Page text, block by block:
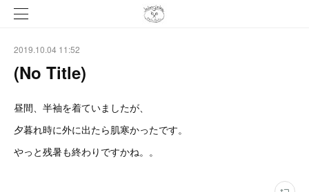
2019.10.04 11:52
(No Title)
昼間、半袖を着ていましたが、
夕暮れ時に外に出たら肌寒かったです。
やっと残暑も終わりですかね。。